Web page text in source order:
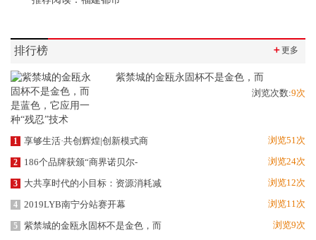
排行榜 ＋更多
紫禁城的金瓯永固杯不是金色，而
浏览次数:9次
1 享够生活·共创辉煌|创新模式商 浏览51次
2 186个品牌获颁“商界诺贝尔- 浏览24次
3 大共享时代的小目标：资源消耗减 浏览12次
4 2019LYB南宁分站赛开幕 浏览11次
5 紫禁城的金瓯永固杯不是金色，而 浏览9次